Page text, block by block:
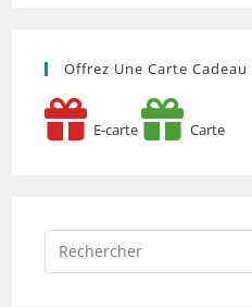
Offrez Une Carte Cadeau
E-carte Carte